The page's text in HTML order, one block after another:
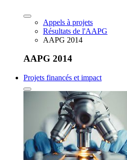
Appels à projets
Résultats de l'AAPG
AAPG 2014
AAPG 2014
Projets financés et impact